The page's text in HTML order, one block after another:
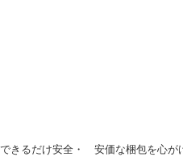
きるだけ安全・ 安価な梱包を心が